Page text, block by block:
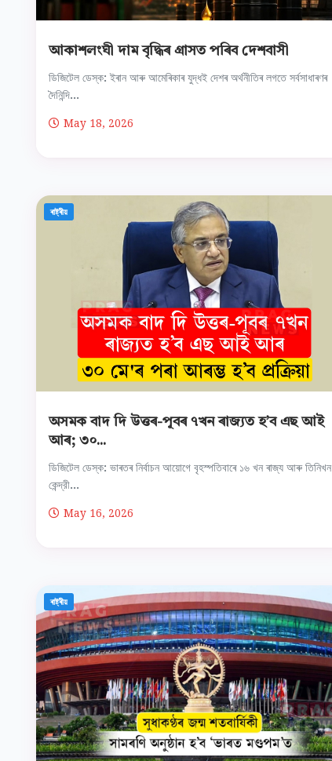
আকাশলংঘী দাম বৃদ্ধিৰ গ্ৰাসত পৰিব দেশবাসী
ডিজিটেল ডেস্ক: ইৰান আৰু আমেৰিকাৰ যুদ্ধই দেশৰ অৰ্থনীতিৰ লগতে সৰ্বসাধাৰণৰ
দৈনিন্দি...
May 18, 2026
ৰাষ্ট্ৰীয়
অসমক বাদ দি উত্তৰ-পূবৰ ৭খন ৰাজ্যত হ’ব এছ আই
আৰ; ৩০...
ডিজিটেল ডেস্ক: ভাৰতৰ নিৰ্বাচন আয়োগে বৃহস্পতিবাৰে ১৬ খন ৰাজ্য আৰু তিনিখন
কেন্দ্রী...
May 16, 2026
ৰাষ্ট্ৰীয়